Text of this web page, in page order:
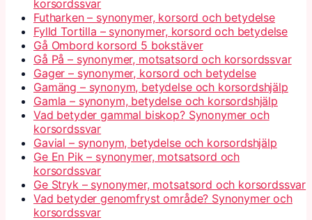
korsordssvar
Futharken – synonymer, korsord och betydelse
Fylld Tortilla – synonymer, korsord och betydelse
Gå Ombord korsord 5 bokstäver
Gå På – synonymer, motsatsord och korsordssvar
Gager – synonymer, korsord och betydelse
Gamäng – synonym, betydelse och korsordshjälp
Gamla – synonym, betydelse och korsordshjälp
Vad betyder gammal biskop? Synonymer och
korsordssvar
Gavial – synonym, betydelse och korsordshjälp
Ge En Pik – synonymer, motsatsord och
korsordssvar
Ge Stryk – synonymer, motsatsord och korsordssvar
Vad betyder genomfryst område? Synonymer och
korsordssvar